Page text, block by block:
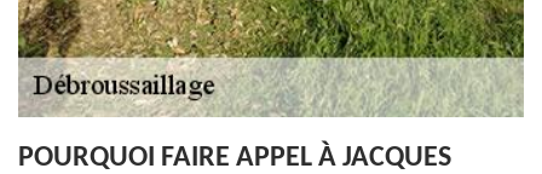
POURQUOI FAIRE APPEL À JACQUES